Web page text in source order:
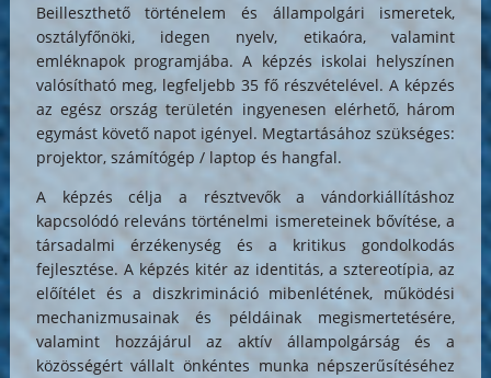
Beilleszthető történelem és állampolgári ismeretek,
osztályfőnöki, idegen nyelv, etikaóra, valamint
emléknapok programjába. A képzés iskolai helyszínen
valósítható meg, legfeljebb 35 fő részvételével. A képzés
az egész ország területén ingyenesen elérhető, három
egymást követő napot igényel. Megtartásához szükséges:
projektor, számítógép / laptop és hangfal.
A képzés célja a résztvevők a vándorkiállításhoz
kapcsolódó releváns történelmi ismereteinek bővítése, a
társadalmi érzékenység és a kritikus gondolkodás
fejlesztése. A képzés kitér az identitás, a sztereotípia, az
előítélet és a diszkrimináció mibenlétének, működési
mechanizmusainak és példáinak megismertetésére,
valamint hozzájárul az aktív állampolgárság és a
közösségért vállalt önkéntes munka népszerűsítéséhez